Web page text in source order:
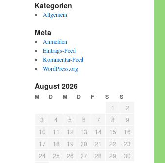
Kategorien
Allgemein
Meta
Anmelden
Eintrags-Feed
Kommentar-Feed
WordPress.org
August 2026
M D M D F S S
1
2
3
4 5 6 7 8
9
10
11 12 13 14 15
16
17
18 19 20 21 22
23
24
25 26 27 28 29 30